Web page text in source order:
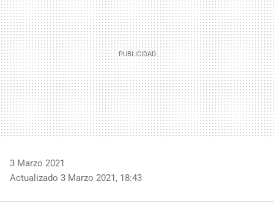
3 Marzo 2021
Actualizado 3 Marzo 2021, 18:43